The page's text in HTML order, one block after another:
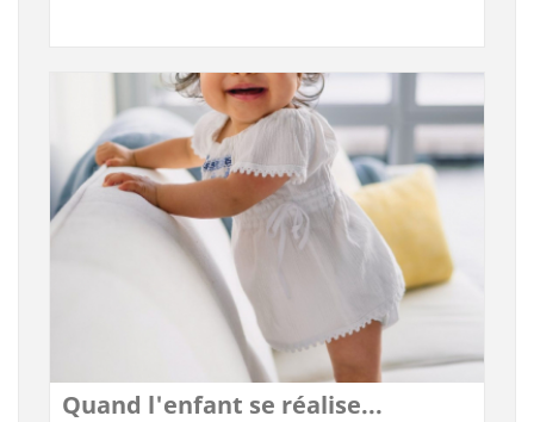
Quand l'enfant se réalise...